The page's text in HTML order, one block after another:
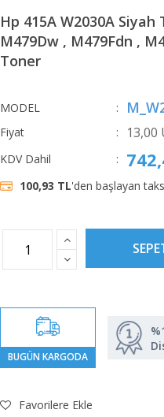
Hp 415A W2030A
M479Dw , M479Fdn ,
Toner
MODEL :
Fiyat : 13,00
KDV Dahil :
100,93 TL'den başlayan
Favorilere Ekle